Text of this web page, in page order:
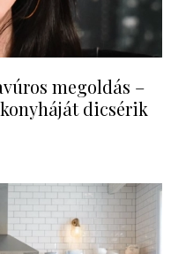
megoldás –
dicsérik